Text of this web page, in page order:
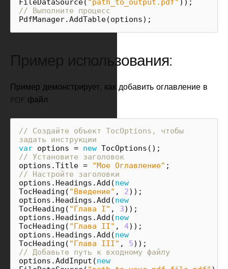
// Выполните процесс
PdfManager.AddTable(options);
Пример использования:
Пример демонстрирует, как добавить оглавление в
PDF файл.
// Создайте объект TocOptions, чтобы
задать инструкции
var options = new TocOptions ();
// Установите заголовок
options .Title = "Мое Оглавление" ;
// Настройте заголовки
options . Headings .Add (new
TocHeading ( "Введение" , 2));
options . Headings .Add (new
TocHeading ( "Глава I" , 3));
options . Headings .Add (new
TocHeading ( "Глава II" , 4));
options . Headings .Add (new
TocHeading ( "Глава III" , 5));
// Добавьте путь к входному файлу
options .AddInput (new